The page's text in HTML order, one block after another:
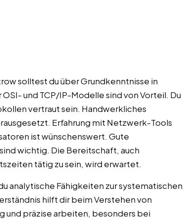
solltest du über Grundkenntnisse in
und TCP/IP-Modelle sind von Vorteil. Du
vertraut sein. Handwerkliches
Erfahrung mit Netzwerk-Tools
ist wünschenswert. Gute
wichtig. Die Bereitschaft, auch
tätig zu sein, wird erwartet.
analytische Fähigkeiten zur systematischen
hilft dir beim Verstehen von
präzise arbeiten, besonders bei